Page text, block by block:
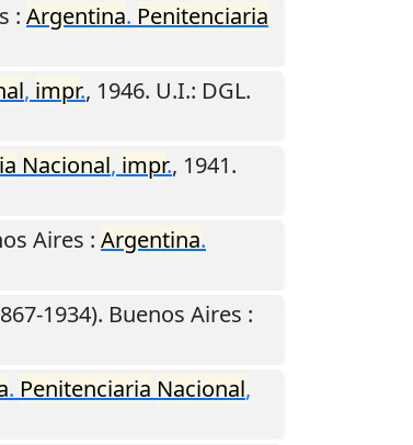
: Argentina. Penitenciaria
, impr., 1946. U.I.: DGL.
Nacional, impr., 1941.
Aires : Argentina.
1934). Buenos Aires :
. Penitenciaria Nacional,